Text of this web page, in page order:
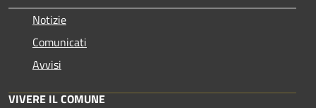
Notizie
Comunicati
Avvisi
VIVERE IL COMUNE